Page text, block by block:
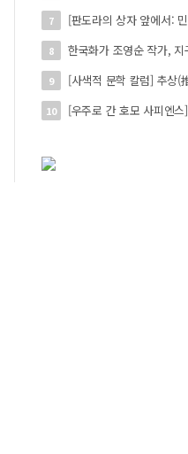
7
8
9
10 [우주로 간 호모 사피엔스]